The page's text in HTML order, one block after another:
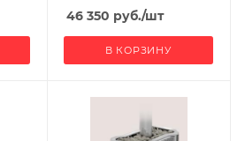
46 350 руб./шт
В КОРЗИНУ